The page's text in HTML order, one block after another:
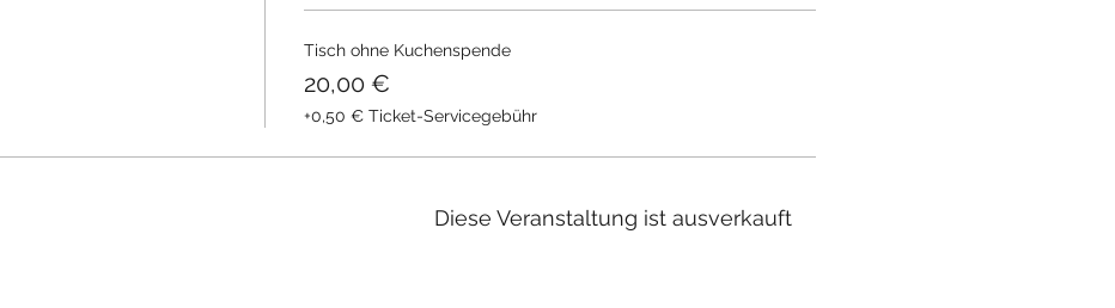
Tisch ohne Kuchenspende
20,00 €
+0,50 € Ticket-Servicegebühr
Diese Veranstaltung ist ausverkauft